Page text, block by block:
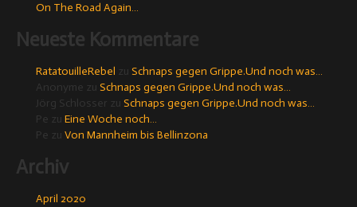
On The Road Again…
Neueste Kommentare
RatatouilleRebel zu Schnaps gegen Grippe.Und noch was…
Anonyme zu Schnaps gegen Grippe.Und noch was…
Jörg Schlosser zu Schnaps gegen Grippe.Und noch was…
Pe zu Eine Woche noch…
Pe zu Von Mannheim bis Bellinzona
Archiv
April 2020